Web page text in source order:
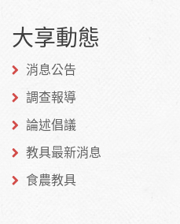
大享動態
消息公告
調查報導
論述倡議
教具最新消息
食農教具